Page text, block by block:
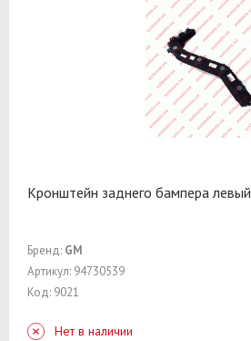
Кронштейн заднего бампера левый
Бренд: GM
Артикул: 94730539
Код: 9021
Нет в наличии